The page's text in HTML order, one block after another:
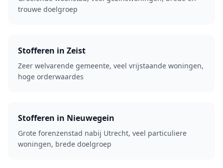
trouwe doelgroep
Stofferen in Zeist
Zeer welvarende gemeente, veel vrijstaande woningen,
hoge orderwaardes
Stofferen in Nieuwegein
Grote forenzenstad nabij Utrecht, veel particuliere
woningen, brede doelgroep